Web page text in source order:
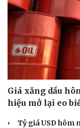
Di sản
Giá xăng dầu
hiệu mở lại eo
Tỷ giá USD hôm